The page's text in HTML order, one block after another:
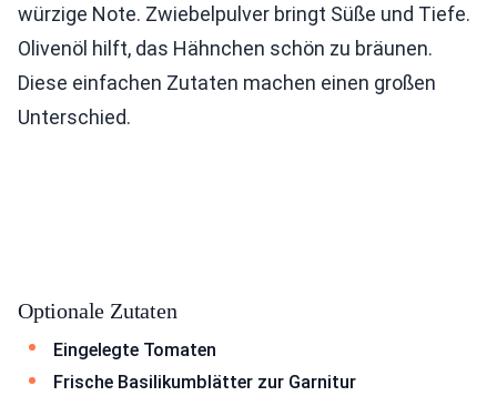
würzige Note. Zwiebelpulver bringt Süße und Tiefe.
Olivenöl hilft, das Hähnchen schön zu bräunen.
Diese einfachen Zutaten machen einen großen
Unterschied.
Optionale Zutaten
Eingelegte Tomaten
Frische Basilikumblätter zur Garnitur